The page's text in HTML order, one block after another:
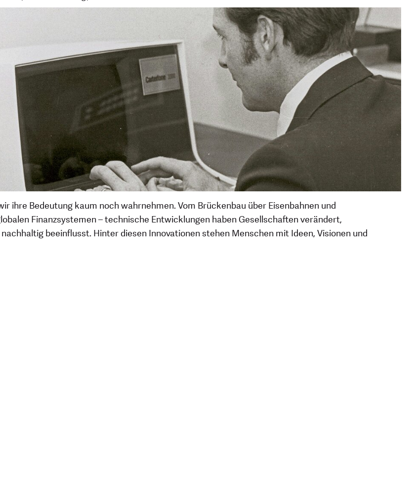
ihre Bedeutung kaum noch wahrnehmen. Vom Brückenbau über Eisenbahnen und
Finanzsystemen – technische Entwicklungen haben Gesellschaften verändert,
beeinflusst. Hinter diesen Innovationen stehen Menschen mit Ideen, Visionen und